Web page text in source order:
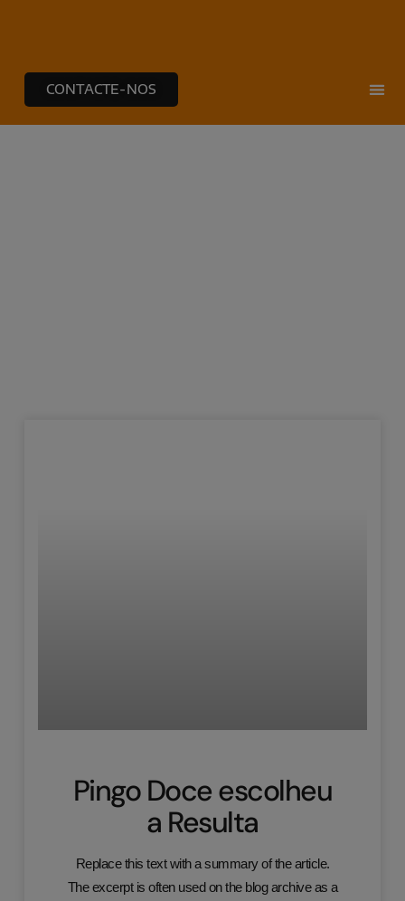
CONTACTE-NOS
Pingo Doce escolheu
a Resulta
Replace this text with a summary of the article.
The excerpt is often used on the blog archive as a